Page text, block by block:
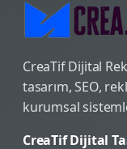
CreaTif Dijital
tasarım, SEO,
kurumsal
CreaTif Dijital